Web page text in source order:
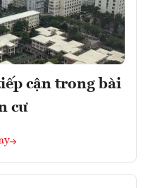
cận trong bài
cư